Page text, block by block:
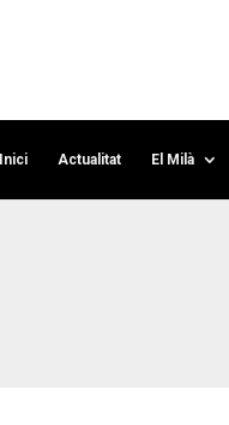
Inici Actualitat El Milà